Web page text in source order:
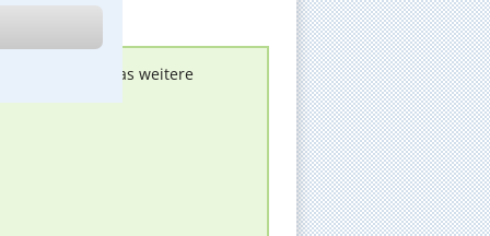
melden, um das weitere